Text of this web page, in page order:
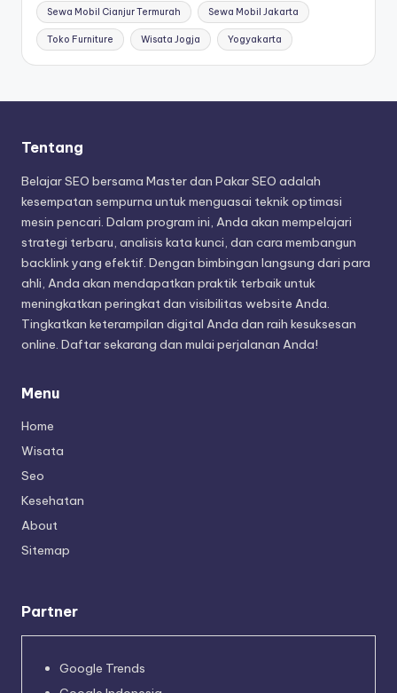
Sewa Mobil Cianjur Termurah Sewa Mobil Jakarta
Toko Furniture Wisata Jogja Yogyakarta
Tentang
Belajar SEO bersama Master dan Pakar SEO adalah
kesempatan sempurna untuk menguasai teknik optimasi
mesin pencari. Dalam program ini, Anda akan mempelajari
strategi terbaru, analisis kata kunci, dan cara membangun
backlink yang efektif. Dengan bimbingan langsung dari para
ahli, Anda akan mendapatkan praktik terbaik untuk
meningkatkan peringkat dan visibilitas website Anda.
Tingkatkan keterampilan digital Anda dan raih kesuksesan
online. Daftar sekarang dan mulai perjalanan Anda!
Menu
Home
Wisata
Seo
Kesehatan
About
Sitemap
Partner
Google Trends